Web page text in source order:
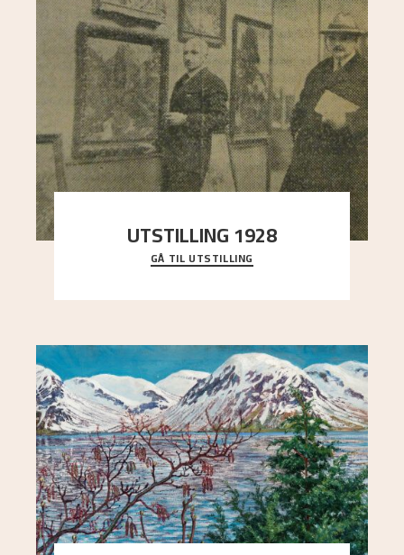
UTSTILLING 1928
Då Astrup døydde i 1928, tok vennene Moritz
Kaland og Simon Thorbjørnsen initiativ til å
GÅ TIL UTSTILLING